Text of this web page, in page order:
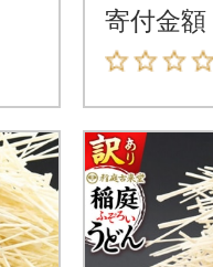
d-
寄付金額